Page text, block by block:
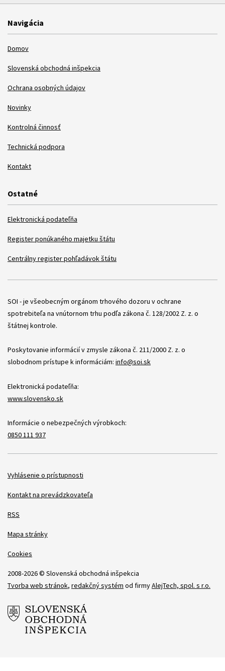
Navigácia
Domov
Slovenská obchodná inšpekcia
Ochrana osobných údajov
Novinky
Kontrolná činnosť
Technická podpora
Kontakt
Ostatné
Elektronická podateľňa
Register ponúkaného majetku štátu
Centrálny register pohľadávok štátu
Položky
SOI - je všeobecným orgánom trhového dozoru v ochrane
spotrebiteľa na vnútornom trhu podľa zákona č. 128/2002 Z. z. o
štátnej kontrole.
Poskytovanie informácií v zmysle zákona č. 211/2000 Z. z. o
slobodnom prístupe k informáciám: info@soi.sk
Elektronická podateľňa:
www.slovensko.sk
Informácie o nebezpečných výrobkoch:
0850 111 937
Položky
Vyhlásenie o prístupnosti
Kontakt na prevádzkovateľa
RSS
Mapa stránky
Cookies
2008-2026 © Slovenská obchodná inšpekcia
Tvorba web stránok, redakčný systém od firmyAlejTech, spol. s r.o.